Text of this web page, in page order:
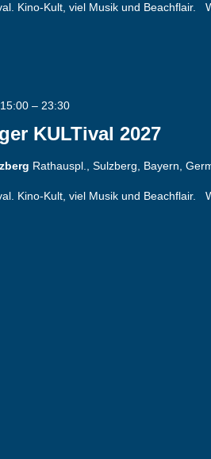
Kino-Kult, viel Musik und
KULTival 2027
– 23:30
Rathauspl., Sulzberg, Bayern,
Kino-Kult, viel Musik und